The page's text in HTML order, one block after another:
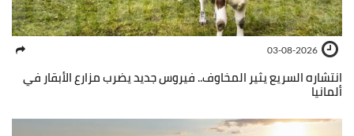
03-08-2026
انتشاره السريع يثير المخاوف.. فيروس جديد يضرب مزارع الأبقار في
ألمانيا